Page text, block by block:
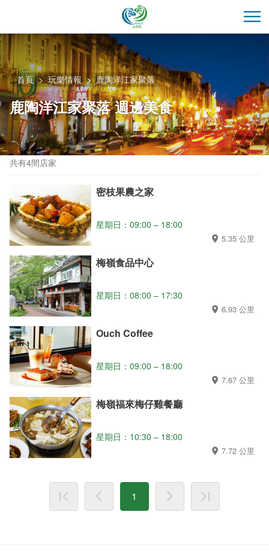
主
要
內
容
區
塊
開
首頁 玩樂情報 鹿陶洋江家聚落
鹿陶洋江家聚落 週邊美食
共有4間店家
密枝果農之家
星期日：09:00 – 18:00
5.35 公里
梅嶺食品中心
星期日：08:00 – 17:30
6.93 公里
Ouch Coffee
星期日：09:00 – 18:00
7.67 公里
梅嶺福來梅仔雞餐廳
星期日：10:30 – 18:00
7.72 公里
1